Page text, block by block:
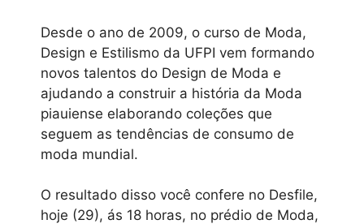
Desde o ano de 2009, o curso de Moda,
Design e Estilismo da UFPI vem formando
novos talentos do Design de Moda e
ajudando a construir a história da Moda
piauiense elaborando coleções que
seguem as tendências de consumo de
moda mundial.
O resultado disso você confere no Desfile,
hoje (29), ás 18 horas, no prédio de Moda,